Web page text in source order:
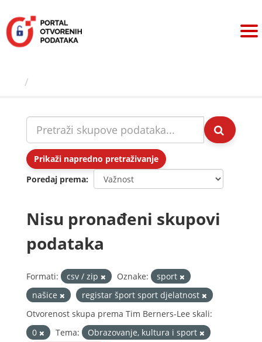
sadržaj
Prikaži napredno pretraživanje
Poredaj prema
Nisu pronađeni skupovi
podataka
Formati: csv / zip Oznake:
sport
našice
registar šport sport djelatnost
Otvorenost skupa prema Tim Berners-Lee skali:
0
Tema:
Obrazovanje, kultura i sport